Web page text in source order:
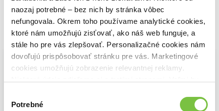
naozaj potrebné – bez nich by stránka vôbec
nefungovala. Okrem toho používame analytické cookies,
ktoré nám umožňujú zisťovať, ako náš web funguje, a
stále ho pre vás zlepšovať. Personalizačné cookies nám
dovoľujú prispôsobovať stránku pre vás. Marketingové
cookies umožňujú zobrazenie relevantnej reklamy.
cookies.
súhlasu
Potrebné
Vybrané pre teba